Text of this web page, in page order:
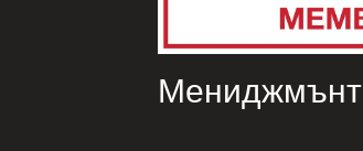
Мениджмънт